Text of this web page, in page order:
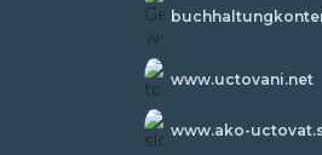
www.uctovani.net
www.ako-